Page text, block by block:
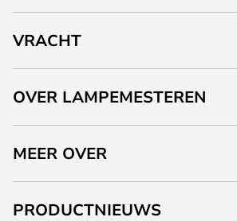
VRACHT
OVER LAMPEMESTEREN
MEER OVER
PRODUCTNIEUWS